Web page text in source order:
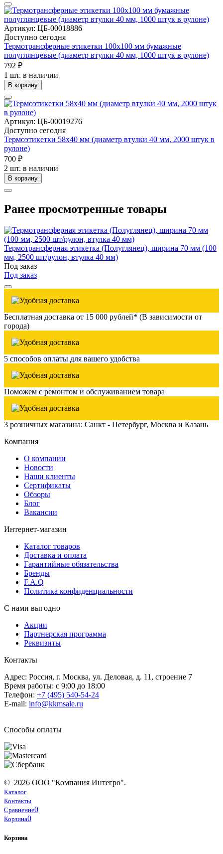
Артикул: ЦБ-00018886
Доступно сегодня
Термотрансферные этикетки 100х100 мм бумажные
полуглянцевые (диаметр втулки 40 мм, 1000 штук в рулоне)
792 ₽
1 шт. в наличии
В корзину
Артикул: ЦБ-00019276
Доступно сегодня
Термоэтикетки 58х40 мм (диаметр втулки 40 мм, 2000 штук в
рулоне)
700 ₽
2 шт. в наличии
В корзину
Ранее просмотренные товары
Термотрансферная этикетка (Полуглянец), ширина 70 мм (100
мм, 2500 шт/рулон, втулка 40 мм)
Под заказ
Под заказ
Бесплатная доставка от 15 000 рублей* (В зависимости от
города)
5 способов оплаты для вашего удобства
Поможем с ремонтом и обслуживанием товара
3 розничных магазина: Санкт - Петербург, Москва и Казань
Компания
О компании
Новости
Наши клиенты
Сертификаты
Обзоры
Блог
Вакансии
Интернет-магазин
Каталог товаров
Доставка и оплата
Гарантийные обязательства
Бренды
F.A.Q
Политика конфиденциальности
С нами выгодно
Акции
Партнерская программа
Реквизиты
Контакты
Адрес: Россия, г. Москва, ул. Деловая, д. 11, строение 7
Время работы: с 9:00 до 18:00
Телефон: +7 (495) 540-54-24
E-mail: info@kkmsale.ru
Способы оплаты
© 2026 ООО "Компания Интегро".
Каталог
Контакты
Сравнение0
Корзина0
Корзина